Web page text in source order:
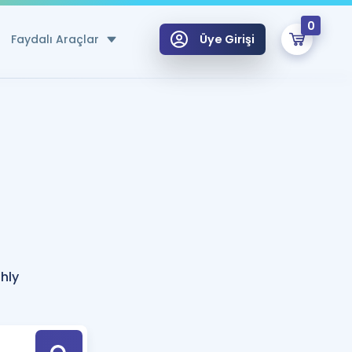
Faydalı Araçlar
Hesaplama Aracı
için Öneriler
Tek Takvimde
Üye Girişi
0
Hoca ile seni sınava hazırlayacak onlarca eğitim seni bekliyor!